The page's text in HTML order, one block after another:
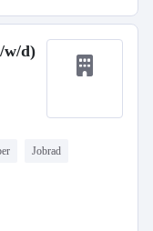
w/d)
Jobrad